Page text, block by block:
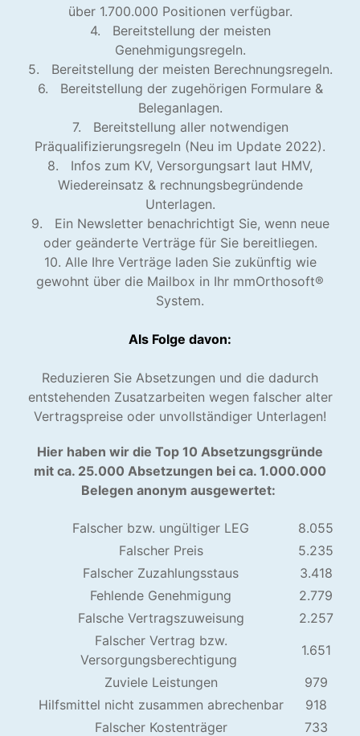
über 1.700.000 Positionen verfügbar.
4. Bereitstellung der meisten
Genehmigungsregeln.
5. Bereitstellung der meisten Berechnungsregeln.
6. Bereitstellung der zugehörigen Formulare &
Beleganlagen.
7. Bereitstellung aller notwendigen
Präqualifizierungsregeln (Neu im Update 2022).
8. Infos zum KV, Versorgungsart laut HMV,
Wiedereinsatz & rechnungsbegründende
Unterlagen.
9. Ein Newsletter benachrichtigt Sie, wenn neue
oder geänderte Verträge für Sie bereitliegen.
10. Alle Ihre Verträge laden Sie zukünftig wie
gewohnt über die Mailbox in Ihr mmOrthosoft®
System.
Als Folge davon:
Reduzieren Sie Absetzungen und die dadurch
entstehenden Zusatzarbeiten wegen falscher alter
Vertragspreise oder unvollständiger Unterlagen!
Hier haben wir die Top 10 Absetzungsgründe
mit ca. 25.000 Absetzungen bei ca. 1.000.000
Belegen anonym ausgewertet:
Falscher bzw. ungültiger LEG
8.055
Falscher Preis
5.235
Falscher Zuzahlungsstaus
3.418
Fehlende Genehmigung
2.779
Falsche Vertragszuweisung
2.257
Falscher Vertrag bzw.
Versorgungsberechtigung
1.651
Zuviele Leistungen
979
Hilfsmittel nicht zusammen abrechenbar
918
Falscher Kostenträger
733